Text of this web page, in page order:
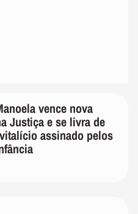
vence nova
Justiça e se livra de
assinado pelos